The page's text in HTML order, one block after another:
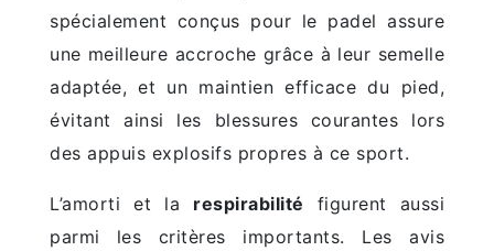
spécialement conçus pour le padel assure
une meilleure accroche grâce à leur semelle
adaptée, et un maintien efficace du pied,
évitant ainsi les blessures courantes lors
des appuis explosifs propres à ce sport.
L’amorti et la respirabilité figurent aussi
parmi les critères importants. Les avis